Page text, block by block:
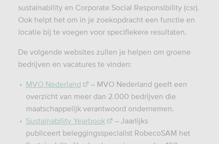
sustainability en Corporate Social Responsibility (csr).
Ook helpt het om in je zoekopdracht een functie en
locatie bij te voegen voor specifiekere resultaten.
De volgende websites zullen je helpen om groene
bedrijven en vacatures te vinden:
MVO Nederland
– MVO Nederland geeft een
overzicht van meer dan 2.000 bedrijven die
maatschappelijk verantwoord ondernemen.
Sustainability Yearbook
– Jaarlijks
publiceert beleggingsspecialist RobecoSAM het